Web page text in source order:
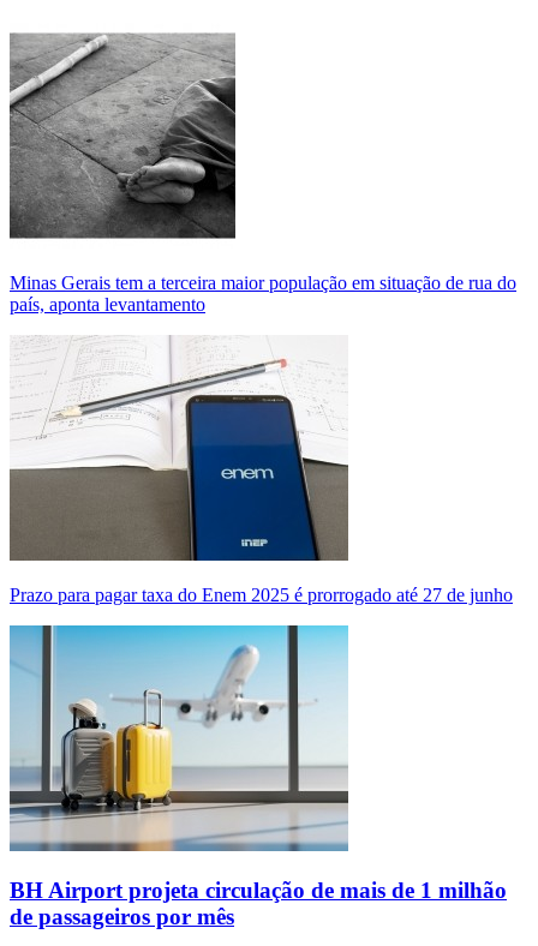
Minas Gerais tem a terceira maior população em situação de rua do
país, aponta levantamento
Prazo para pagar taxa do Enem 2025 é prorrogado até 27 de junho
BH Airport projeta circulação de mais de 1 milhão
de passageiros por mês